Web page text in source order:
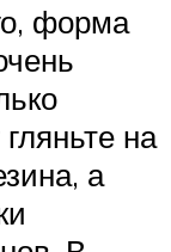
форма
на
а